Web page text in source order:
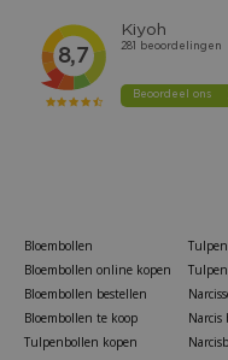
Bloembollen
Bloembollen online kopen
Bloembollen bestellen
Bloembollen te koop
Tulpenbollen kopen
Narcis